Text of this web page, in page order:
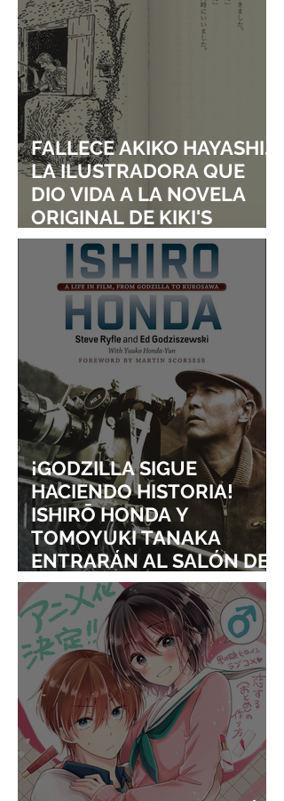
FALLECE AKIKO HAYASHI,
LA ILUSTRADORA QUE
DIO VIDA A LA NOVELA
ORIGINAL DE KIKI'S
DELIVERY SERVICE
¡GODZILLA SIGUE
HACIENDO HISTORIA!
ISHIRŌ HONDA Y
TOMOYUKI TANAKA
ENTRARÁN AL SALÓN DE
LA FAMA DE LOS EFECTOS
VISUALES